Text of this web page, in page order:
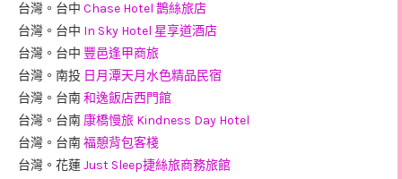
台灣。台中 Chase Hotel 鵲絲旅店
台灣。台中 In Sky Hotel 星享道酒店
台灣。台中 豐邑逢甲商旅
台灣。南投 日月潭天月水色精品民宿
台灣。台南和逸飯店西門館
台灣。台南 康橋慢旅 Kindness Day Hotel
台灣。台南福憩背包客棧
台灣。花蓮Just Sleep捷絲旅商務旅館